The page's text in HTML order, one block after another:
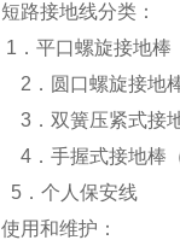
短路接地线分类
1．平口螺旋接地
2．圆口螺旋接地
3．双簧压紧式接
4．手握式接地棒
5．个人保安线
使用和维护：